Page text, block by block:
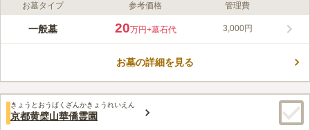
ライフドット編集部のコメント
観音様が温かく見守ってくださる霊苑です。 豊かな自然に抱か
で約18分の距離にあるので、車でお参りに行くこともできます。
すめです。
口コミ評価
みんなの評価
2.5
40代男性
周囲には何もなく、事前に用意していきます。食事は、親戚が集
お墓タイプ 参考価格 管理費
一般墓 20万円+墓石代 3,000円
お墓の詳細を見る
きょうとおうばくざんかきょうれいえん
京都黄檗山華僑霊園